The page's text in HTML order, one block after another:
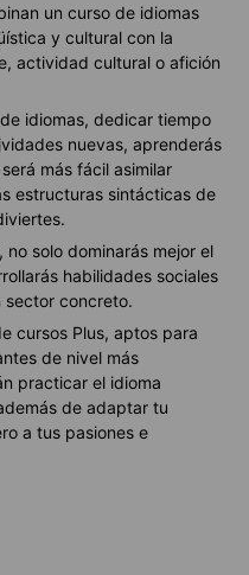
un curso de idiomas
y cultural con la
actividad cultural o afición
idiomas, dedicar tiempo
nuevas, aprenderás
más fácil asimilar
estructuras sintácticas de
no solo dominarás mejor el
habilidades sociales
sector concreto.
cursos Plus, aptos para
de nivel más
practicar el idioma
de adaptar tu
a tus pasiones e